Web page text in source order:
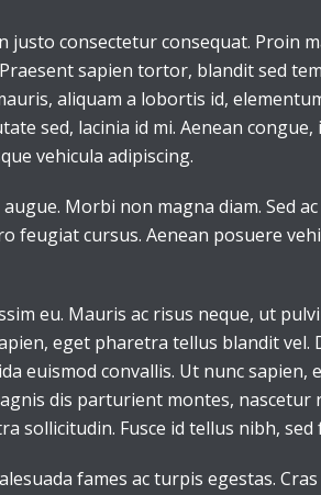
consectetur consequat. Proin
sapien tortor, blandit sed
aliquam a lobortis id,
sed, lacinia id mi. Aenean
vehicula adipiscing.
Morbi non magna diam. Sed
cursus. Aenean posuere
eu. Mauris ac risus neque, ut
eget pharetra tellus blandit
euismod convallis. Ut nunc
dis parturient montes, nascetur
sollicitudin. Fusce id tellus nibh, sed
fames ac turpis egestas.